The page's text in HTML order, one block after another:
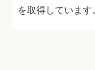
を取得しています。